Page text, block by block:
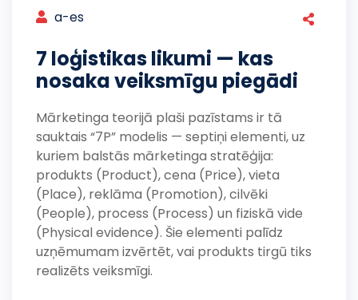
a-es
7 loģistikas likumi — kas
nosaka veiksmīgu piegādi
Mārketinga teorijā plaši pazīstams ir tā
sauktais “7P” modelis — septiņi elementi, uz
kuriem balstās mārketinga stratēģija:
produkts (Product), cena (Price), vieta
(Place), reklāma (Promotion), cilvēki
(People), process (Process) un fiziskā vide
(Physical evidence). Šie elementi palīdz
uzņēmumam izvērtēt, vai produkts tirgū tiks
realizēts veiksmīgi.